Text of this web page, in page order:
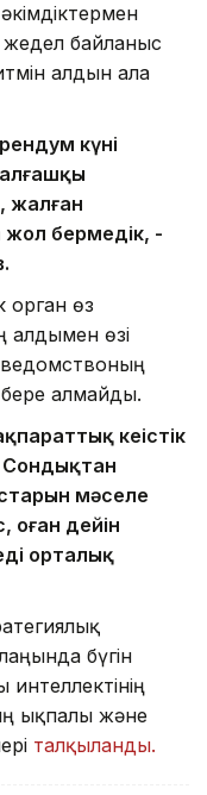
байланыс
алдын ала
күні
жалған
жол бермедік, -
орган өз
алдымен өзі
ведомствоның
бере алмайды.
кеңістік
Сондықтан
мәселе
оған дейін
орталық
бүгін
ықпалы және
талқыланды.